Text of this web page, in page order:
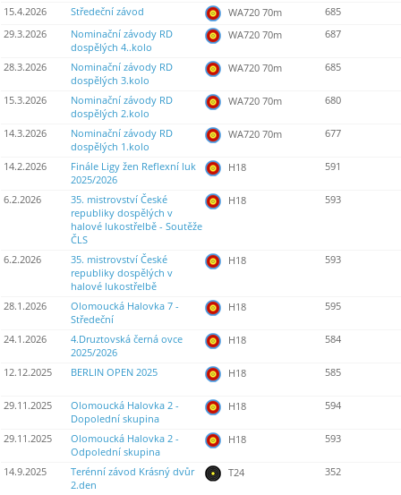
15.4.2026 Středeční závod WA720 70m
685
29.3.2026
Nominační závody RD
dospělých 4..kolo
WA720 70m 687
28.3.2026
Nominační závody RD
dospělých 3.kolo
WA720 70m 685
15.3.2026
Nominační závody RD
dospělých 2.kolo
WA720 70m 680
14.3.2026
Nominační závody RD
dospělých 1.kolo
WA720 70m 677
14.2.2026
Finále Ligy žen Reflexní luk
2025/2026
H18 591
6.2.2026
35. mistrovství České
republiky dospělých v
halové lukostřelbě - Soutěže
ČLS
H18 593
6.2.2026
35. mistrovství České
republiky dospělých v
halové lukostřelbě
H18 593
28.1.2026
Olomoucká Halovka 7 -
Středeční
H18 595
24.1.2026
4.Druztovská černá ovce
2025/2026
H18 584
12.12.2025 BERLIN OPEN 2025 H18 585
29.11.2025
Olomoucká Halovka 2 -
Dopolední skupina
H18 594
29.11.2025
Olomoucká Halovka 2 -
Odpolední skupina
H18 593
14.9.2025
Terénní závod Krásný dvůr
2.den
T24 352